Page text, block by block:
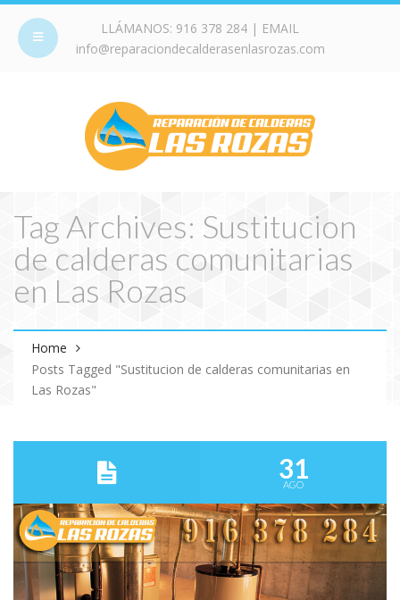
LLÁMANOS: 916 378 284 | EMAIL
info@reparaciondecalderasenlasrozas.com
Tag Archives: Sustitucion
de calderas comunitarias
en Las Rozas
Home
Posts Tagged "Sustitucion de calderas comunitarias en
Las Rozas"
31
AGO